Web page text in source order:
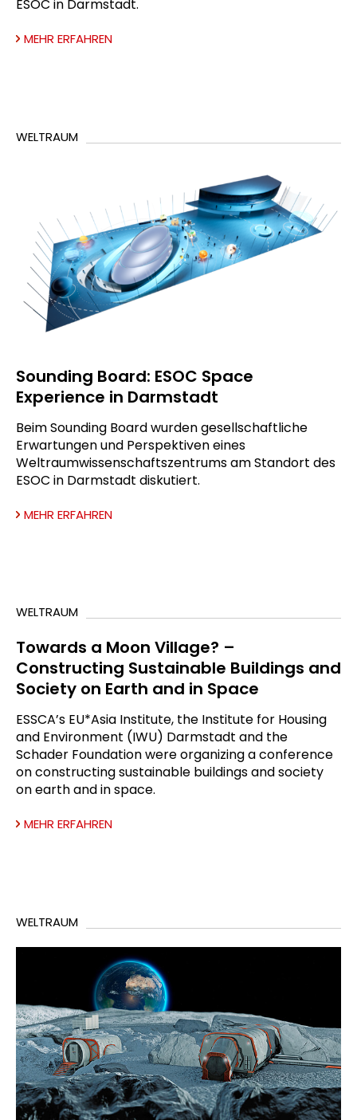
ESOC in Darmstadt.
MEHR ERFAHREN
WELTRAUM
Sounding Board: ESOC Space
Experience in Darmstadt
Beim Sounding Board wurden gesellschaftliche
Erwartungen und Perspektiven eines
Weltraumwissenschaftszentrums am Standort des
ESOC in Darmstadt diskutiert.
MEHR ERFAHREN
WELTRAUM
Towards a Moon Village? –
Constructing Sustainable Buildings and
Society on Earth and in Space
ESSCA’s EU*Asia Institute, the Institute for Housing
and Environment (IWU) Darmstadt and the
Schader Foundation were organizing a conference
on constructing sustainable buildings and society
on earth and in space.
MEHR ERFAHREN
WELTRAUM